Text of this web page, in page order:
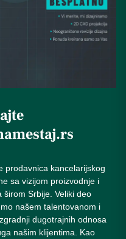
prodavnica kancelarijskog
sa vizijom proizvodnje i
širom Srbije. Veliki deo
našem talentovanom i
dugotrajnih odnosa
našim klijentima. Kao